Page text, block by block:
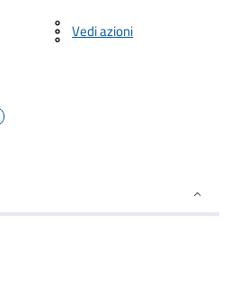
Vedi azioni